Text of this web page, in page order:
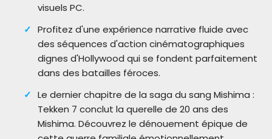
visuels PC.
Profitez d'une expérience narrative fluide avec
des séquences d'action cinématographiques
dignes d'Hollywood qui se fondent parfaitement
dans des batailles féroces.
Le dernier chapitre de la saga du sang Mishima :
Tekken 7 conclut la querelle de 20 ans des
Mishima. Découvrez le dénouement épique de